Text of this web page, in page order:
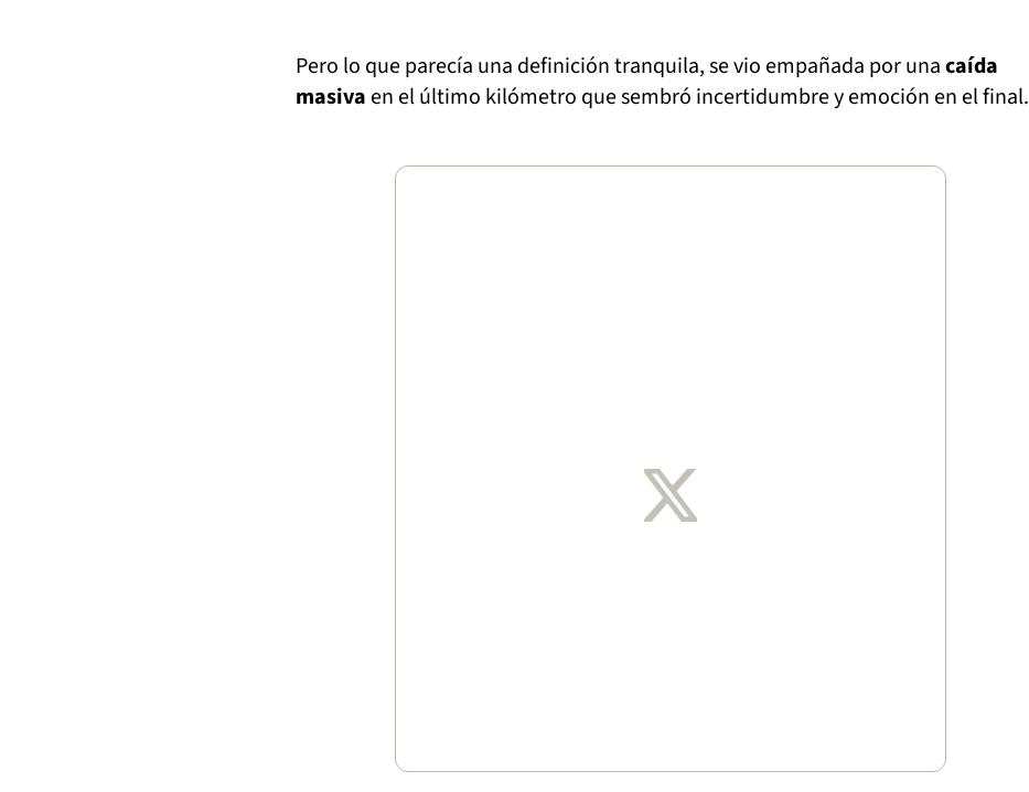
Pero lo que parecía una definición tranquila, se vio empañada por unacaída
masiva en el último kilómetro que sembró incertidumbre y emoción en el final.